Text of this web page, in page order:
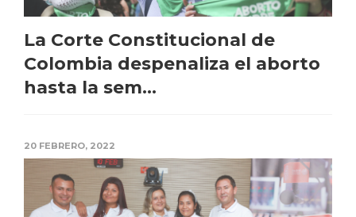
La Corte Constitucional de
Colombia despenaliza el aborto
hasta la sem...
20 FEBRERO, 2022